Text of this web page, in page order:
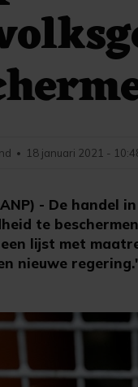
- De handel
te
lijst met
nieuwe
• 18 januari 2021 -